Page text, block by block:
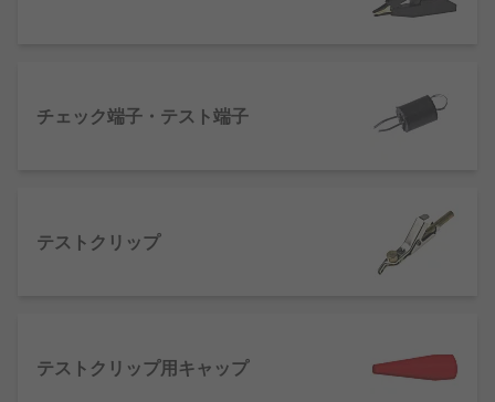
触させ、オシロスコープなどに接続して測定するの
テスト端子の種類
ナナカプラなど、様々な製品を豊富に取り揃
えております。
タクトプローブには様々な先端形状があり、
チェック端子・テスト端子
テストクリップ
テストクリップ用キャップ